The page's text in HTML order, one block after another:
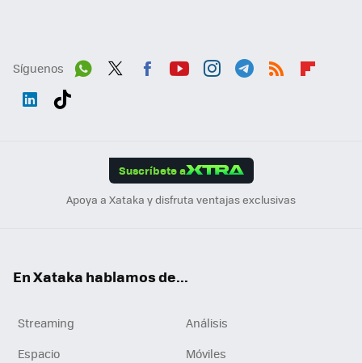
Síguenos
Suscríbete a
Apoya a Xataka y disfruta ventajas exclusivas
En Xataka hablamos de...
Streaming
Análisis
Espacio
Móviles